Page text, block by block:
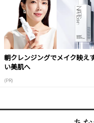
朝クレンジングでメイク映え
い美肌へ
(PR)